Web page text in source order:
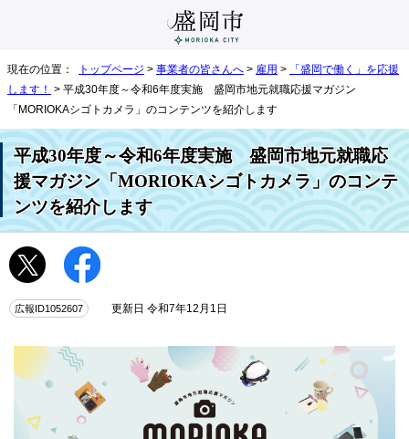
現在の位置： トップページ > 事業者の皆さんへ > 雇用 >
「盛岡で働く」を応援
します！ > 平成30年度～令和6年度実施 盛岡市地元就職応援マガジン
「MORIOKAシゴトカメラ」のコンテンツを紹介します
平成30年度～令和6年度実施 盛岡市地元就職応
援マガジン「MORIOKAシゴトカメラ」のコンテ
ンツを紹介します
広報ID1052607 更新日 令和7年12月1日